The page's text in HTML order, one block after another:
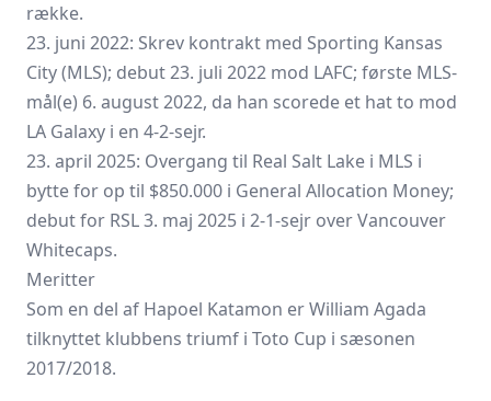
række.
23. juni 2022: Skrev kontrakt med Sporting Kansas
City (MLS); debut 23. juli 2022 mod LAFC; første MLS-
mål(e) 6. august 2022, da han scorede et hat to mod
LA Galaxy i en 4-2-sejr.
23. april 2025: Overgang til Real Salt Lake i MLS i
bytte for op til $850.000 i General Allocation Money;
debut for RSL 3. maj 2025 i 2-1-sejr over Vancouver
Whitecaps.
Meritter
Som en del af Hapoel Katamon er William Agada
tilknyttet klubbens triumf i Toto Cup i sæsonen
2017/2018.